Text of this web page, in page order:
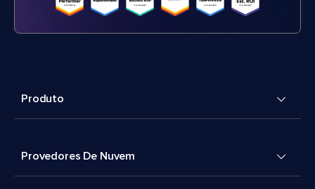
Produto
Provedores De Nuvem